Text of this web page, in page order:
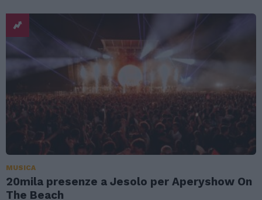
MUSICA
20mila presenze a Jesolo per Aperyshow On
The Beach